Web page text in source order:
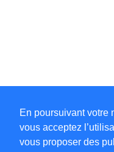
En poursuivant votre
vous acceptez
vous proposer des